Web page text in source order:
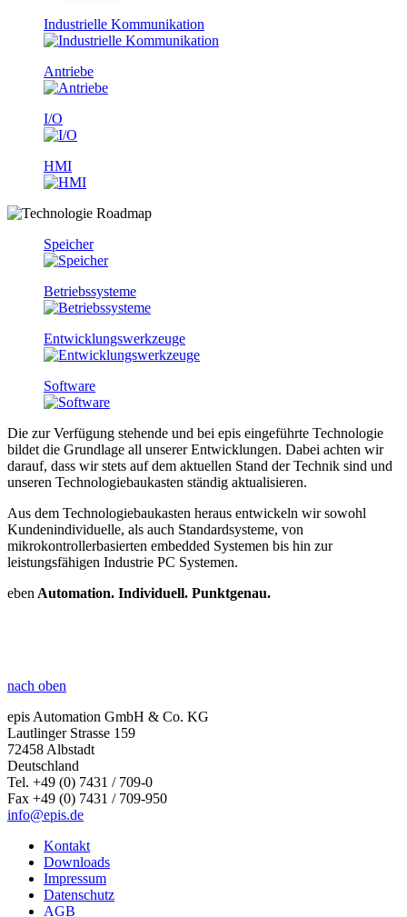
Industrielle Kommunikation
Antriebe
I/O
HMI
Speicher
Betriebssysteme
Entwicklungs­werkzeuge
Software
Die zur Verfügung stehende und bei epis eingeführte Technologie
bildet die Grundlage all unserer Entwicklungen. Dabei achten wir
darauf, dass wir stets auf dem aktuellen Stand der Technik sind und
unseren Technologiebaukasten ständig aktualisieren.
Aus dem Technologiebaukasten heraus entwickeln wir sowohl
Kundenindividuelle, als auch Standardsysteme, von
mikrokontrollerbasierten embedded Systemen bis hin zur
leistungsfähigen Industrie PC Systemen.
eben Automation. Individuell. Punktgenau.
nach oben
epis Automation GmbH & Co. KG
Lautlinger Strasse 159
72458 Albstadt
Deutschland
Tel. +49 (0) 7431 / 709-0
Fax +49 (0) 7431 / 709-950
info@epis.de
Kontakt
Downloads
Impressum
Datenschutz
AGB